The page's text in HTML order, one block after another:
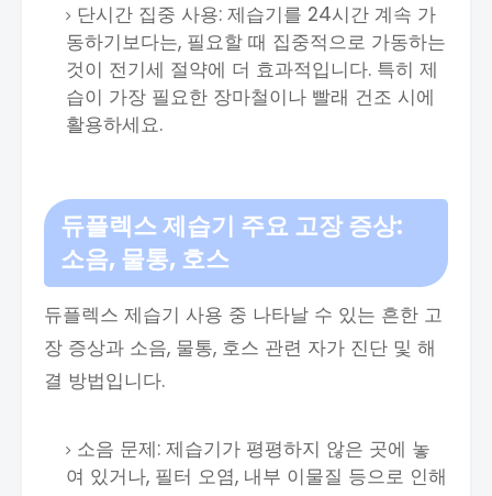
단시간 집중 사용: 제습기를 24시간 계속 가
동하기보다는, 필요할 때 집중적으로 가동하는
것이 전기세 절약에 더 효과적입니다. 특히 제
습이 가장 필요한 장마철이나 빨래 건조 시에
활용하세요.
듀플렉스 제습기 주요 고장 증상:
소음, 물통, 호스
듀플렉스 제습기 사용 중 나타날 수 있는 흔한 고
장 증상과 소음, 물통, 호스 관련 자가 진단 및 해
결 방법입니다.
소음 문제: 제습기가 평평하지 않은 곳에 놓
여 있거나, 필터 오염, 내부 이물질 등으로 인해